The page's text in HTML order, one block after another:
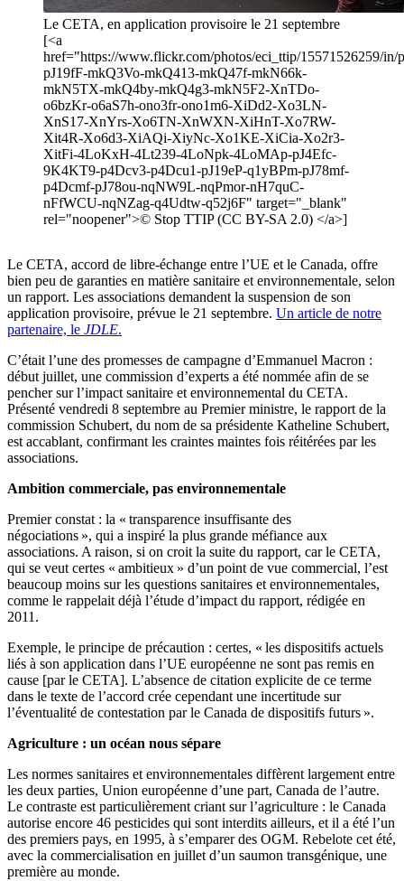
Le CETA, en application provisoire le 21 septembre
[<a
href="https://www.flickr.com/photos/eci_ttip/15571526259/in/
pJ19fF-mkQ3Vo-mkQ413-mkQ47f-mkN66k-
mkN5TX-mkQ4by-mkQ4g3-mkN5F2-XnTDo-
o6bzKr-o6aS7h-ono3fr-ono1m6-XiDd2-Xo3LN-
XnS17-XnYrs-Xo6TN-XnWXN-XiHnT-Xo7RW-
Xit4R-Xo6d3-XiAQi-XiyNc-Xo1KE-XiCia-Xo2r3-
XitFi-4LoKxH-4Lt239-4LoNpk-4LoMAp-pJ4Efc-
9K4KT9-p4Dcv3-p4Dcu1-pJ19eP-q1yBPm-pJ78mf-
p4Dcmf-pJ78ou-nqNW9L-nqPmor-nH7quC-
nFfWCU-nqNZag-q4Udtw-q52j6F" target="_blank"
rel="noopener">© Stop TTIP (CC BY-SA 2.0) </a>]
Le CETA, accord de libre-échange entre l’UE et le Canada, offre
bien peu de garanties en matière sanitaire et environnementale, selon
un rapport. Les associations demandent la suspension de son
application provisoire, prévue le 21 septembre. Un article de notre
partenaire, le JDLE.
C’était l’une des promesses de campagne d’Emmanuel Macron :
début juillet, une commission d’experts a été nommée afin de se
pencher sur l’impact sanitaire et environnemental du CETA.
Présenté vendredi 8 septembre au Premier ministre, le rapport de la
commission Schubert, du nom de sa présidente Katheline Schubert,
est accablant, confirmant les craintes maintes fois réitérées par les
associations.
Ambition commerciale, pas environnementale
Premier constat : la « transparence insuffisante des
négociations », qui a inspiré la plus grande méfiance aux
associations. A raison, si on croit la suite du rapport, car le CETA,
qui se veut certes « ambitieux » d’un point de vue commercial, l’est
beaucoup moins sur les questions sanitaires et environnementales,
comme le rappelait déjà l’étude d’impact du rapport, rédigée en
2011.
Exemple, le principe de précaution : certes, « les dispositifs actuels
liés à son application dans l’UE européenne ne sont pas remis en
cause [par le CETA]. L’absence de citation explicite de ce terme
dans le texte de l’accord crée cependant une incertitude sur
l’éventualité de contestation par le Canada de dispositifs futurs ».
Agriculture : un océan nous sépare
Les normes sanitaires et environnementales diffèrent largement entre
les deux parties, Union européenne d’une part, Canada de l’autre.
Le contraste est particulièrement criant sur l’agriculture : le Canada
autorise encore 46 pesticides qui sont interdits ailleurs, et il a été l’un
des premiers pays, en 1995, à s’emparer des OGM. Rebelote cet été,
avec la commercialisation en juillet d’un saumon transgénique, une
première au monde.